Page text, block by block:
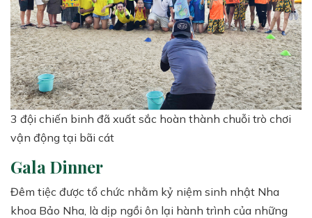
3 đội chiến binh đã xuất sắc hoàn thành chuỗi trò chơi
vận động tại bãi cát
Gala Dinner
Đêm tiệc được tổ chức nhằm kỷ niệm sinh nhật Nha
khoa Bảo Nha, là dịp ngồi ôn lại hành trình của những